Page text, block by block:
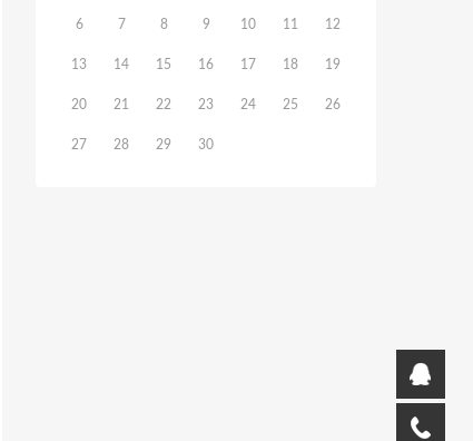
6 7 8 9 10 11 12
13 14 15 16 17 18 19
20 21 22 23 24 25 26
27 28 29 30